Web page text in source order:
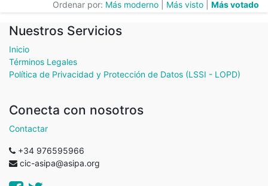
Ordenar por: Más moderno Más visto Más votado
Nuestros Servicios
Inicio
Términos Legales
Política de Privacidad y Protección de Datos (LSSI - LOPD)
Conecta con nosotros
Contactar
+34 976595966
cic-asipa@asipa.org